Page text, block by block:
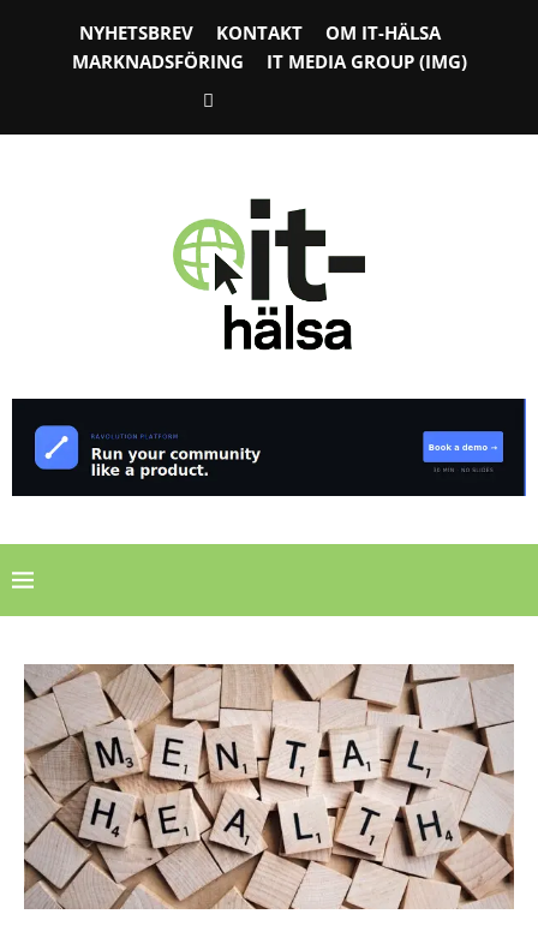
NYHETSBREV KONTAKT
OM IT-HÄLSA
MARKNADSFÖRING
IT MEDIA GROUP (IMG)